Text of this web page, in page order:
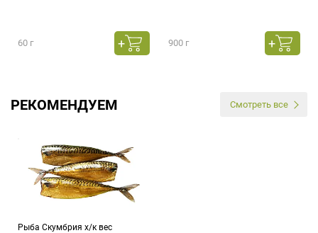
60 г 900 г
РЕКОМЕНДУЕМ Смотреть все
Рыба Скумбрия х/к вес